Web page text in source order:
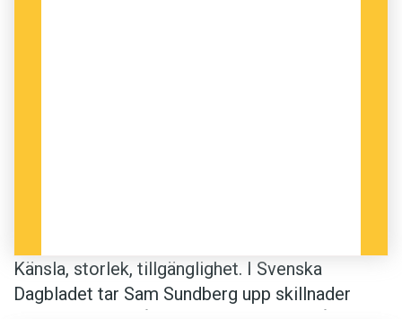
Känsla, storlek, tillgänglighet.­ I Svenska
Dagbladet tar Sam Sundberg upp skillnader